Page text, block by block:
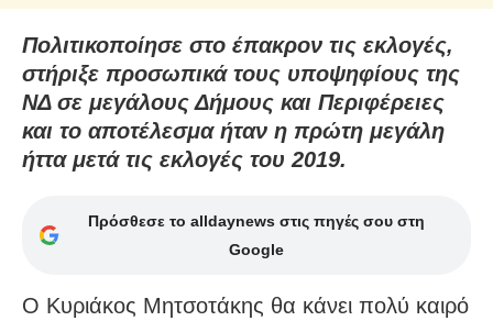
Πολιτικοποίησε στο έπακρον τις εκλογές,
στήριξε προσωπικά τους υποψηφίους της
ΝΔ σε μεγάλους Δήμους και Περιφέρειες
και το αποτέλεσμα ήταν η πρώτη μεγάλη
ήττα μετά τις εκλογές του 2019.
Πρόσθεσε το alldaynews στις πηγές σου στη
Google
Ο Κυριάκος Μητσοτάκης θα κάνει πολύ καιρό